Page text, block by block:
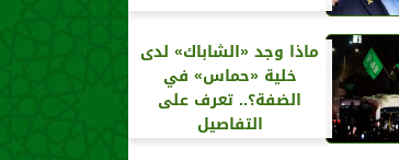
ماذا وجد «الشاباك» لدى
خلية «حماس» في
الضفة؟.. تعرف على
التفاصيل